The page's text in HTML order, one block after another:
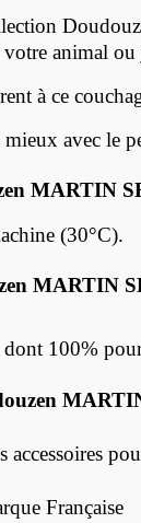
animal
à ce
avec le
MARTIN
(30°C).
MARTIN
100%
Française